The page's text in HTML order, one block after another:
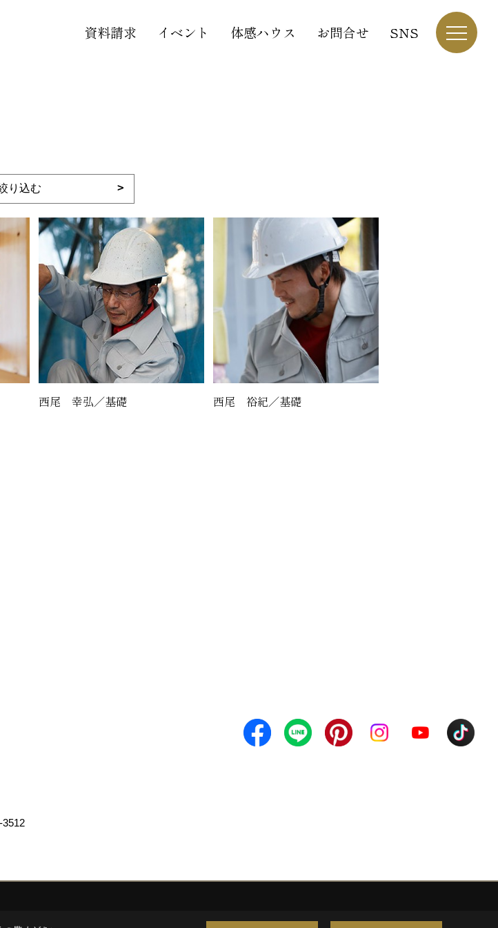
資料請求 イベント 体感ハウス お問合せ SNS
西尾 幸弘／基礎 西尾 裕紀／基礎
3512